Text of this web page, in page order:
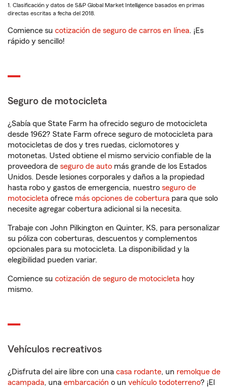
1. Clasificación y datos de S&P Global Market Intelligence basados en primas
directas escritas a fecha del 2018.
Comience su cotización de seguro de carros en línea. ¡Es
rápido y sencillo!
Seguro de motocicleta
¿Sabía que State Farm ha ofrecido seguro de motocicleta
desde 1962? State Farm ofrece seguro de motocicleta para
motocicletas de dos y tres ruedas, ciclomotores y
motonetas. Usted obtiene el mismo servicio confiable de la
proveedora de seguro de auto más grande de los Estados
Unidos. Desde lesiones corporales y daños a la propiedad
hasta robo y gastos de emergencia, nuestro seguro de
motocicleta ofrece más opciones de cobertura para que solo
necesite agregar cobertura adicional si la necesita.
Trabaje con John Pilkington en Quinter, KS, para personalizar
su póliza con coberturas, descuentos y complementos
opcionales para su motocicleta. La disponibilidad y la
elegibilidad pueden variar.
Comience su cotización de seguro de motocicleta hoy
mismo.
Vehículos recreativos
¿Disfruta del aire libre con una casa rodante, un remolque de
acampada, una embarcación o un vehículo todoterreno? ¡El